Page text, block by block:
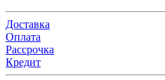
Доставка
Оплата
Рассрочка
Кредит